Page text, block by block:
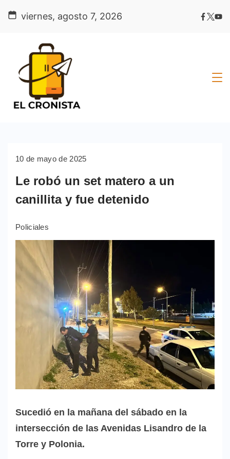
viernes, agosto 7, 2026
10 de mayo de 2025
Le robó un set matero a un
canillita y fue detenido
Policiales
Sucedió en la mañana del sábado en la
intersección de las Avenidas Lisandro de la
Torre y Polonia.